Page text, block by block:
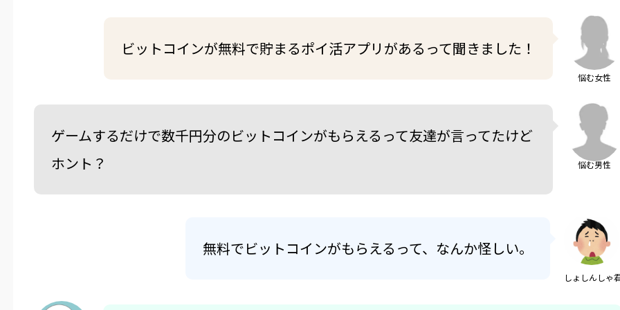
悩む女性
ビットコインが無料で貯まるポイ活アプリがあるって聞きました！
悩む男性
ゲームするだけで数千円分のビットコインがもらえるって友達が言ってたけど
ホント？
しょしんしゃ
無料でビットコインがもらえるって、なんか怪しい。